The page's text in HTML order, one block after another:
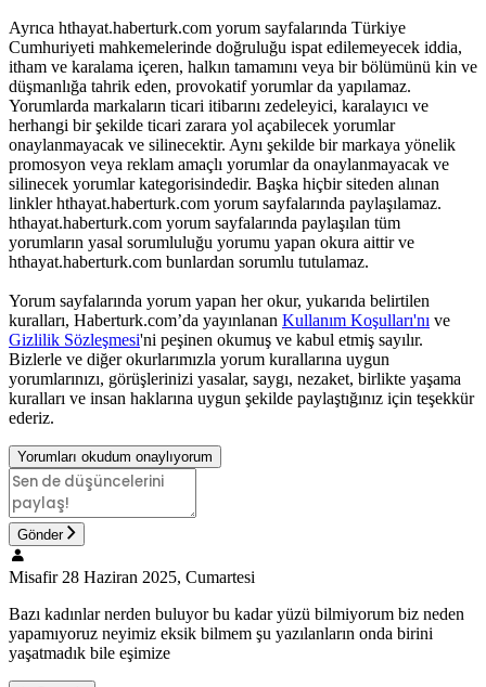
Ayrıca hthayat.haberturk.com yorum sayfalarında Türkiye
Cumhuriyeti mahkemelerinde doğruluğu ispat edilemeyecek iddia,
itham ve karalama içeren, halkın tamamını veya bir bölümünü kin ve
düşmanlığa tahrik eden, provokatif yorumlar da yapılamaz.
Yorumlarda markaların ticari itibarını zedeleyici, karalayıcı ve
herhangi bir şekilde ticari zarara yol açabilecek yorumlar
onaylanmayacak ve silinecektir. Aynı şekilde bir markaya yönelik
promosyon veya reklam amaçlı yorumlar da onaylanmayacak ve
silinecek yorumlar kategorisindedir. Başka hiçbir siteden alınan
linkler hthayat.haberturk.com yorum sayfalarında paylaşılamaz.
hthayat.haberturk.com yorum sayfalarında paylaşılan tüm
yorumların yasal sorumluluğu yorumu yapan okura aittir ve
hthayat.haberturk.com bunlardan sorumlu tutulamaz.
Yorum sayfalarında yorum yapan her okur, yukarıda belirtilen
kuralları, Haberturk.com’da yayınlanan Kullanım Koşulları'nı ve
Gizlilik Sözleşmesi'ni peşinen okumuş ve kabul etmiş sayılır.
Bizlerle ve diğer okurlarımızla yorum kurallarına uygun
yorumlarınızı, görüşlerinizi yasalar, saygı, nezaket, birlikte yaşama
kuralları ve insan haklarına uygun şekilde paylaştığınız için teşekkür
ederiz.
Yorumları okudum onaylıyorum
Gönder
Misafir 28 Haziran 2025, Cumartesi
Bazı kadınlar nerden buluyor bu kadar yüzü bilmiyorum biz neden
yapamıyoruz neyimiz eksik bilmem şu yazılanların onda birini
yaşatmadık bile eşimize